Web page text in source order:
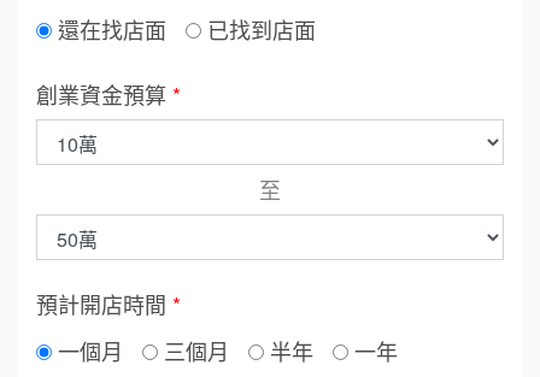
還在找店面
已找到店面
創業資金預算 *
至
預計開店時間 *
一個月
三個月 半年
一年